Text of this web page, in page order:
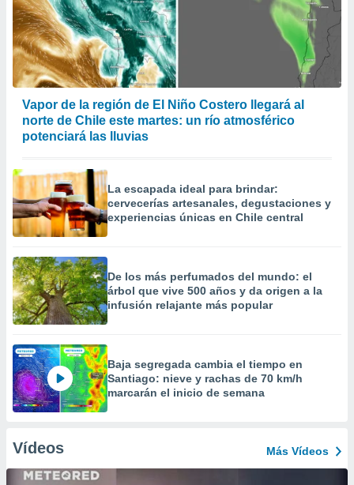
Vapor de la región de El Niño Costero llegará al
norte de Chile este martes: un río atmosférico
potenciará las lluvias
La escapada ideal para brindar:
cervecerías artesanales, degustaciones y
experiencias únicas en Chile central
De los más perfumados del mundo: el
árbol que vive 500 años y da origen a la
infusión relajante más popular
Baja segregada cambia el tiempo en
Santiago: nieve y rachas de 70 km/h
marcarán el inicio de semana
Vídeos Más Vídeos